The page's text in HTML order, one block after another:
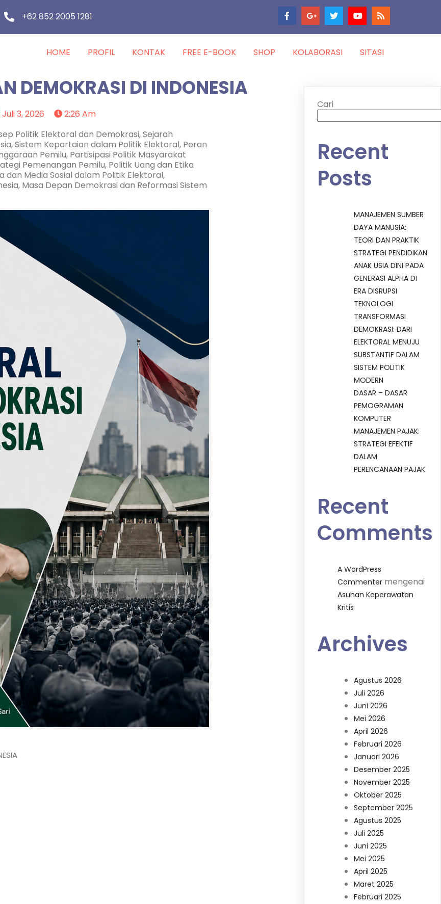
+62 852 2005 1281
HOME PROFIL KONTAK FREE E-BOOK SHOP KOLABORASI SITASI
DEMOKRASI DI INDONESIA
Juli 3, 2026
2:26 Am
Politik Elektoral dan Demokrasi, Sejarah
Sistem Kepartaian dalam Politik Elektoral, Peran
Pemilu, Partisipasi Politik Masyarakat
Pemenangan Pemilu, Politik Uang dan Etika
dan Media Sosial dalam Politik Elektoral,
Masa Depan Demokrasi dan Reformasi Sistem
Cari
Recent
Posts
MANAJEMEN SUMBER
DAYA MANUSIA:
TEORI DAN PRAKTIK
STRATEGI PENDIDIKAN
ANAK USIA DINI PADA
GENERASI ALPHA DI
ERA DISRUPSI
TEKNOLOGI
TRANSFORMASI
DEMOKRASI: DARI
ELEKTORAL MENUJU
SUBSTANTIF DALAM
SISTEM POLITIK
MODERN
DASAR – DASAR
PEMOGRAMAN
KOMPUTER
MANAJEMEN PAJAK:
STRATEGI EFEKTIF
DALAM
PERENCANAAN PAJAK
Recent
Comments
A WordPress
Commenter mengenai
Asuhan Keperawatan
Kritis
Archives
Agustus 2026
Juli 2026
Juni 2026
Mei 2026
April 2026
Februari 2026
Januari 2026
Desember 2025
November 2025
Oktober 2025
September 2025
Agustus 2025
Juli 2025
Juni 2025
Mei 2025
April 2025
Maret 2025
Februari 2025